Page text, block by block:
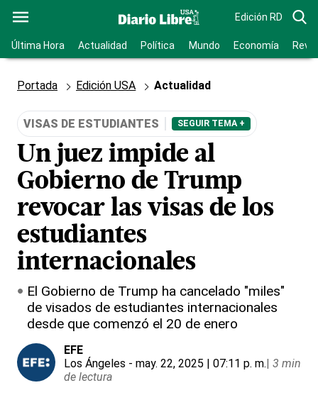
Edición RD
Última Hora Actualidad Política Mundo Economía
Portada Edición USA Actualidad
VISAS DE ESTUDIANTES SEGUIR TEMA +
Un juez impide al
Gobierno de Trump
revocar las visas de los
estudiantes
internacionales
El Gobierno de Trump ha cancelado "miles"
de visados de estudiantes internacionales
desde que comenzó el 20 de enero
EFE
Los Ángeles - may. 22, 2025 | 07:11 p. m.| 3 min
de lectura